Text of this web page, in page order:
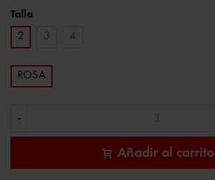
Talla
2
3 4
ROSA
-
Añadir al carrito